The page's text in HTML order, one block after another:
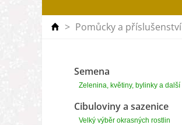
> Pomůcky a příslušenství
Semena
Zelenina, květiny, bylinky a další
Cibuloviny a sazenice
Velký výběr okrasných rostlin